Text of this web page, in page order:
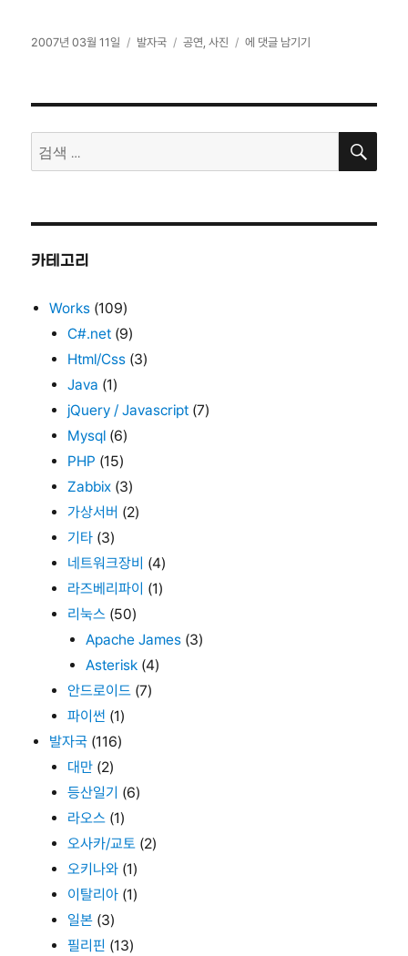
작
2007년 03월 11일
카
발자국
태
공연,사진
사
기…
에 댓글 남기기
검
색:
검
카테고리
Works (109)
C#.net (9)
Html/Css (3)
Java (1)
jQuery / Javascript (7)
Mysql (6)
PHP (15)
Zabbix (3)
가상서버 (2)
기타 (3)
네트워크장비 (4)
라즈베리파이 (1)
리눅스 (50)
Apache James (3)
Asterisk (4)
안드로이드 (7)
파이썬 (1)
발자국 (116)
대만 (2)
등산일기 (6)
라오스 (1)
오사카/교토 (2)
오키나와 (1)
이탈리아 (1)
일본 (3)
필리핀 (13)